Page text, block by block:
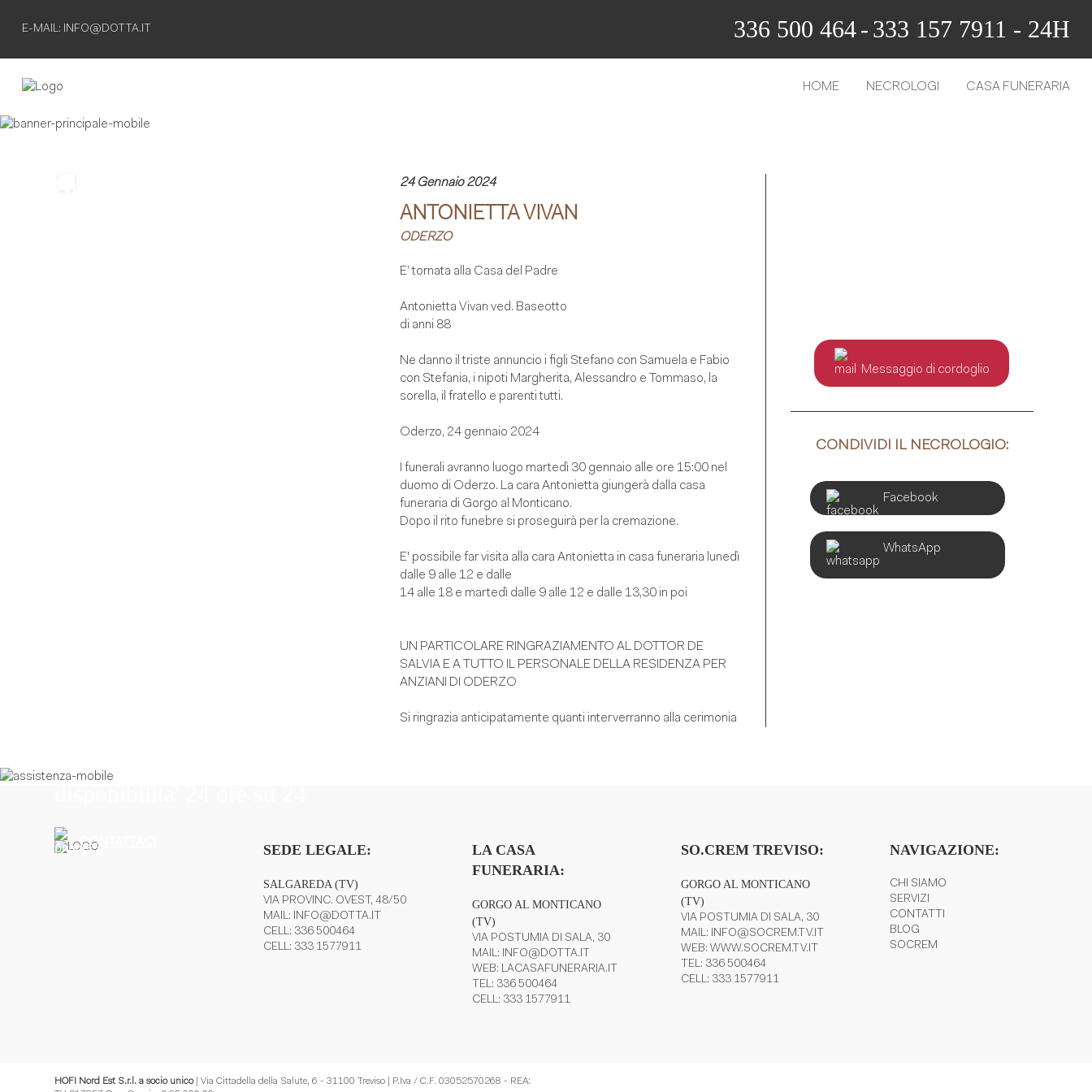
E-MAIL: INFO@DOTTA.IT 336 500 464- 333 157 7911 - 24H
HOME NECROLOGI CASA FUNERARIA
24 Gennaio 2024
ANTONIETTA VIVAN
ODERZO
E’ tornata alla Casa del Padre
Antonietta Vivan ved. Baseotto
di anni 88
Ne danno il triste annuncio i figli Stefano con Samuela e Fabio
con Stefania, i nipoti Margherita, Alessandro e Tommaso, la
sorella, il fratello e parenti tutti.
Oderzo, 24 gennaio 2024
I funerali avranno luogo martedì 30 gennaio alle ore 15:00 nel
duomo di Oderzo. La cara Antonietta giungerà dalla casa
funeraria di Gorgo al Monticano.
Dopo il rito funebre si proseguirà per la cremazione.
E' possibile far visita alla cara Antonietta in casa funeraria lunedì
dalle 9 alle 12 e dalle
14 alle 18 e martedì dalle 9 alle 12 e dalle 13,30 in poi
UN PARTICOLARE RINGRAZIAMENTO AL DOTTOR DE
SALVIA E A TUTTO IL PERSONALE DELLA RESIDENZA PER
ANZIANI DI ODERZO
Si ringrazia anticipatamente quanti interverranno alla cerimonia
Messaggio di cordoglio
CONDIVIDI IL NECROLOGIO:
Facebook
WhatsApp
CONTATTACI SEDE LEGALE:
SALGAREDA (TV)
VIA PROVINC. OVEST, 48/50
MAIL: INFO@DOTTA.IT
CELL: 336 500464
CELL: 333 1577911
LA CASA
FUNERARIA:
GORGO AL MONTICANO
(TV)
VIA POSTUMIA DI SALA, 30
MAIL: INFO@DOTTA.IT
WEB: LACASAFUNERARIA.IT
TEL: 336 500464
CELL: 333 1577911
SO.CREM TREVISO:
GORGO AL MONTICANO
(TV)
VIA POSTUMIA DI SALA, 30
MAIL: INFO@SOCREM.TV.IT
WEB:WWW.SOCREM.TV.IT
TEL: 336 500464
CELL: 333 1577911
NAVIGAZIONE:
CHI SIAMO
SERVIZI
CONTATTI
BLOG
SOCREM
HOFI Nord Est S.r.l. a socio unico| Via Cittadella della Salute, 6 - 31100 Treviso | P.Iva / C.F. 03052570268 - REA: